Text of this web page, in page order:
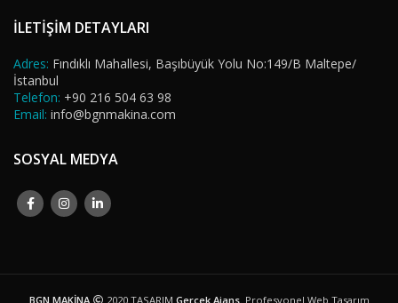
İLETİŞİM DETAYLARI
Adres: Fındıklı Mahallesi, Başıbüyük Yolu No:149/B Maltepe/
İstanbul
Telefon: +90 216 504 63 98
Email: info@bgnmakina.com
SOSYAL MEDYA
BGN MAKİNA 2020 TASARIM Gerçek Ajans. Profesyonel Web Tasarım